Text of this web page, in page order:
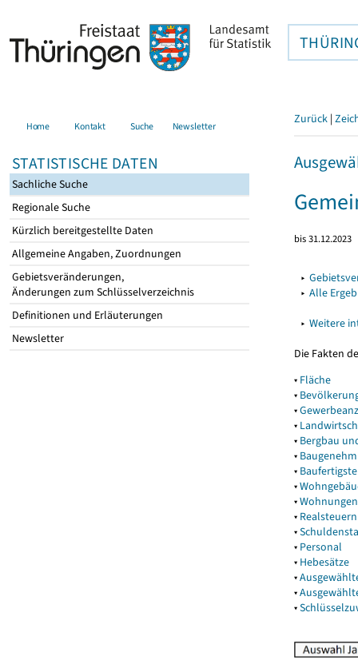
Home Kontakt Suche Newsletter
STATISTISCHE DATEN
Sachliche Suche
Regionale Suche
Kürzlich bereitgestellte Daten
Allgemeine Angaben, Zuordnungen
Gebietsveränderungen,
Änderungen zum Schlüsselverzeichnis
Definitionen und Erläuterungen
Newsletter
Zurück |
bis 31.12.2023
▸
▸ Alle
▸ Weitere
Die Fakten
▾ Fläche
▾
▾
▾
▾ Bergbau
▾
▾
▾
▾Wohnungen
▾ Realsteuern
▾
▾ Personal
▾ Hebesätze
▾
▾
▾